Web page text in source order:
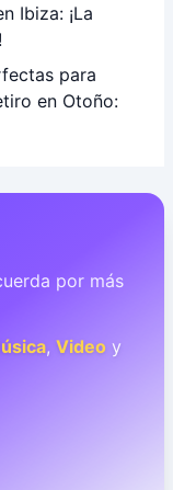
Ibiza: ¡La
para
en Otoño:
por más
, Video y